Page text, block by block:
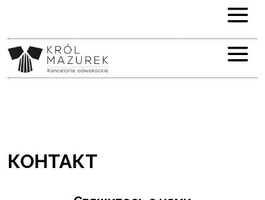
КОНТАКТ